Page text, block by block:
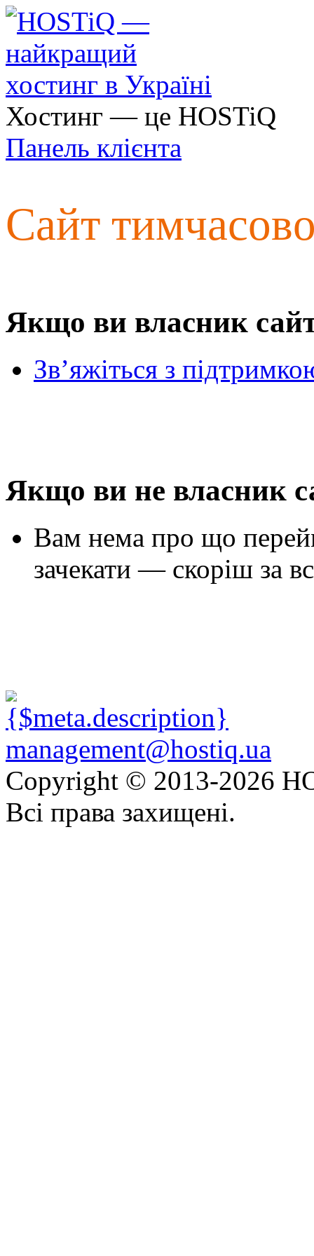
Хостинг — це HOSTiQ
Панель клієнта
Сайт
Якщо ви власник
Зв’яжіться з
Якщо ви не власник
Вам нема про що
зачекати — скоріш за
management@hostiq.ua
Copyright © 2013-2026
Всі права захищені.